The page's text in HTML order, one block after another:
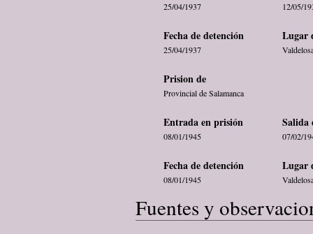
25/04/1937 12/05/
Fecha de detención Lugar
25/04/1937
Prision de
Provincial de Salamanca
Entrada en prisión Salida
08/01/1945 07/02/
Fecha de detención Lugar
08/01/1945
Fuentes y